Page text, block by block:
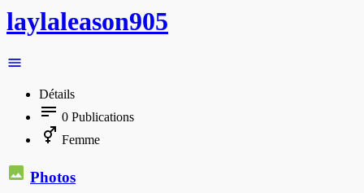
laylaleason905
Détails
0 Publications
Femme
Photos